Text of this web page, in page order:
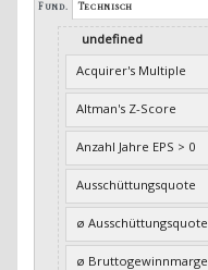
Fund. Technisch
undefined
Acquirer's Multiple
Altman's Z-Score
Anzahl Jahre EPS > 0
Ausschüttungsquote
ø Ausschüttungsquote
ø Bruttogewinnmarge